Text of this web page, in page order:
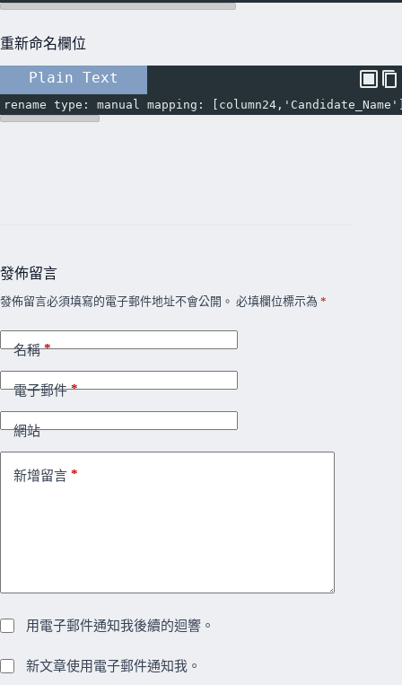
重新命名欄位
Plain Text
rename type: manual mapping:
發佈留言
發佈留言必須填寫的電子郵件地址不會公開。 必填欄位標示為 *
名稱*
電子郵件*
網站
新增留言 *
用電子郵件通知我後續的迴響。
新文章使用電子郵件通知我。